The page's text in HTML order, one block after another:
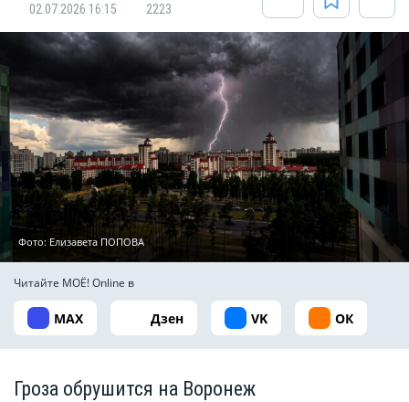
02.07.2026 16:15
2223
Фото: Елизавета ПОПОВА
Читайте МОЁ! Online в
MAX Дзен VK ОК
Гроза обрушится на Воронеж